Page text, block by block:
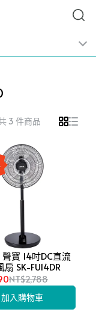
3 件商品
聲寶 14吋DC直流
SK-FU14DR
NT$2,788
加入購物車